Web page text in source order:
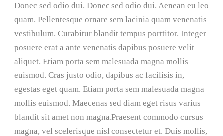
Donec sed odio dui. Donec sed odio dui. Aenean eu leo
quam. Pellentesque ornare sem lacinia quam venenatis
vestibulum. Curabitur blandit tempus porttitor. Integer
posuere erat a ante venenatis dapibus posuere velit
aliquet. Etiam porta sem malesuada magna mollis
euismod. Cras justo odio, dapibus ac facilisis in,
egestas eget quam. Etiam porta sem malesuada magna
mollis euismod. Maecenas sed diam eget risus varius
blandit sit amet non magna.Praesent commodo cursus
magna, vel scelerisque nisl consectetur et. Duis mollis,